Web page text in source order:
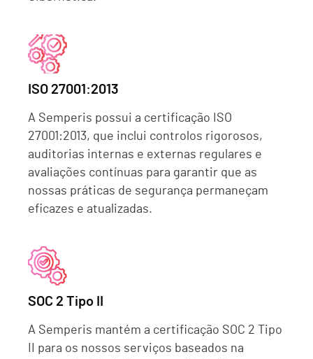
ISO 27001:2013
A Semperis possui a certificação ISO
27001:2013, que inclui controlos rigorosos,
auditorias internas e externas regulares e
avaliações contínuas para garantir que as
nossas práticas de segurança permaneçam
eficazes e atualizadas.
SOC 2 Tipo II
A Semperis mantém a certificação SOC 2 Tipo
II para os nossos serviços baseados na